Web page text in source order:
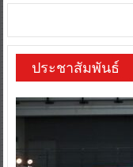
ประชาสัมพันธ์